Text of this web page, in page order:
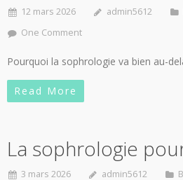
12 mars 2026 admin5612
One Comment
Pourquoi la sophrologie va bien au-
Read More
La sophrologie
3 mars 2026 admin5612